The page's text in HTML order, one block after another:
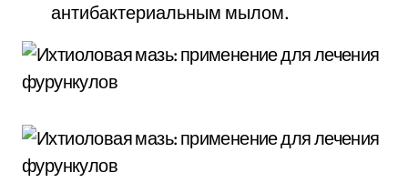
антибактериальным мылом.